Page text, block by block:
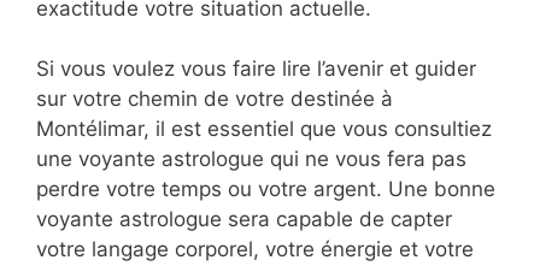
exactitude votre situation actuelle.
Si vous voulez vous faire lire l’avenir et guider
sur votre chemin de votre destinée à
Montélimar, il est essentiel que vous consultiez
une voyante astrologue qui ne vous fera pas
perdre votre temps ou votre argent. Une bonne
voyante astrologue sera capable de capter
votre langage corporel, votre énergie et votre